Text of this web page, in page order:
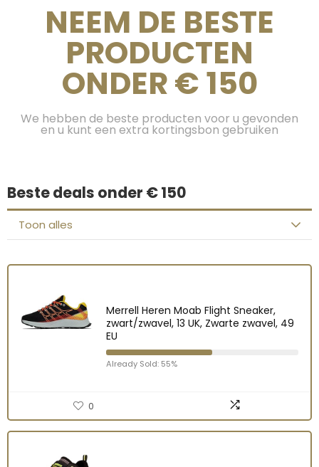
NEEM DE BESTE
PRODUCTEN
ONDER € 150
We hebben de beste producten voor u gevonden
en u kunt een extra kortingsbon gebruiken
Beste deals onder € 150
Toon alles
Merrell Heren Moab Flight Sneaker,
zwart/zwavel, 13 UK, Zwarte zwavel, 49
EU
Already Sold: 55%
0